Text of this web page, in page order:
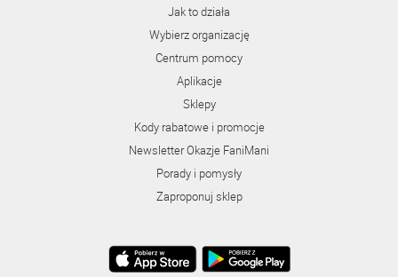
Jak to działa
Wybierz organizację
Centrum pomocy
Aplikacje
Sklepy
Kody rabatowe i promocje
Newsletter Okazje FaniMani
Porady i pomysły
Zaproponuj sklep